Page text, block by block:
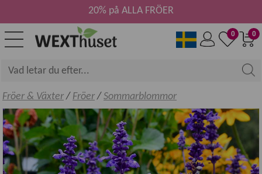
0
0
20% på ALLA FRÖER
Fröer & Växter/ Fröer/ Sommarblommor